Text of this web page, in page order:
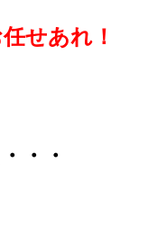
せあれ！
・・